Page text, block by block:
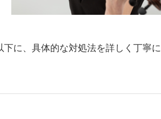
に、具体的な対処法を詳しく丁寧に